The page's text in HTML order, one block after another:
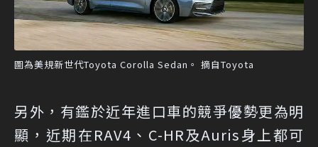
圖為美規新世代Toyota Corolla Sedan。 摘自Toyota
另外，有鑑於近年進口車的競爭優勢更為明
顯，近期在RAV4、C-HR及Auris身上都可